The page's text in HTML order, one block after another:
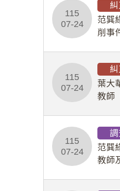
115
07-24
范巽
削事
115
07-24
葉大
教師
115
07-24
范巽
教師